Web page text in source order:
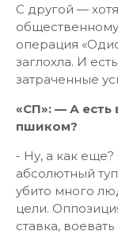
С другой —
операция
заглохла. И
затраченные
«СП»: — А есть
пшиком?
- Ну, а как
абсолютный
убито много
цели.
ставка,